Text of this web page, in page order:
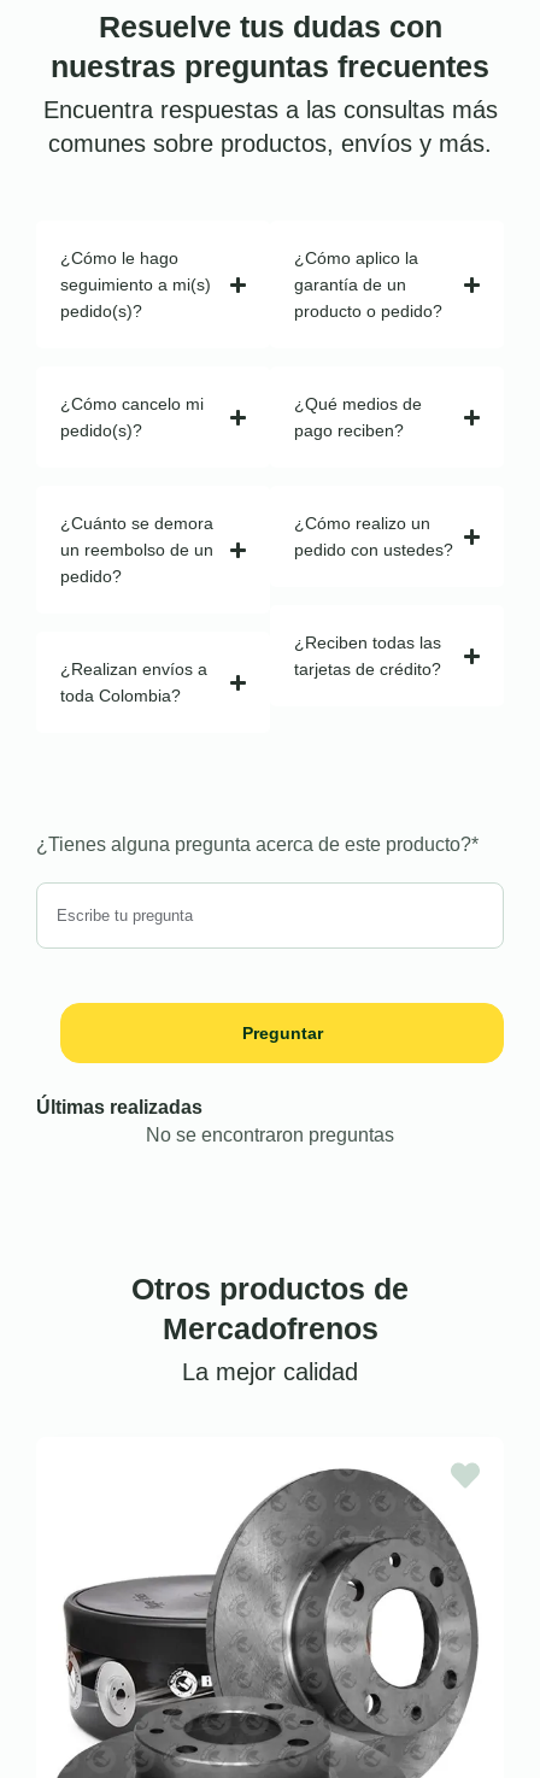
Resuelve tus dudas con
nuestras preguntas frecuentes
Encuentra respuestas a las consultas más
comunes sobre productos, envíos y más.
¿Cómo le hago
seguimiento a mi(s)
pedido(s)?
¿Cómo cancelo mi
pedido(s)?
¿Cuánto se demora
un reembolso de un
pedido?
¿Realizan envíos a
toda Colombia?
¿Cómo aplico la
garantía de un
producto o pedido?
¿Qué medios de
pago reciben?
¿Cómo realizo un
pedido con ustedes?
¿Reciben todas las
tarjetas de crédito?
¿Tienes alguna pregunta acerca de este producto?*
Preguntar
Últimas realizadas
No se encontraron preguntas
Otros productos de
Mercadofrenos
La mejor calidad